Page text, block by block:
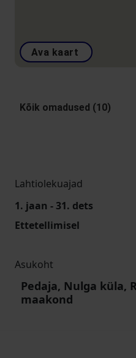
Ava kaart
Kõik omadused (10)
Lahtiolekuajad
1. jaan - 31. dets
Ettetellimisel
Asukoht
Pedaja, Nulga küla,
maakond